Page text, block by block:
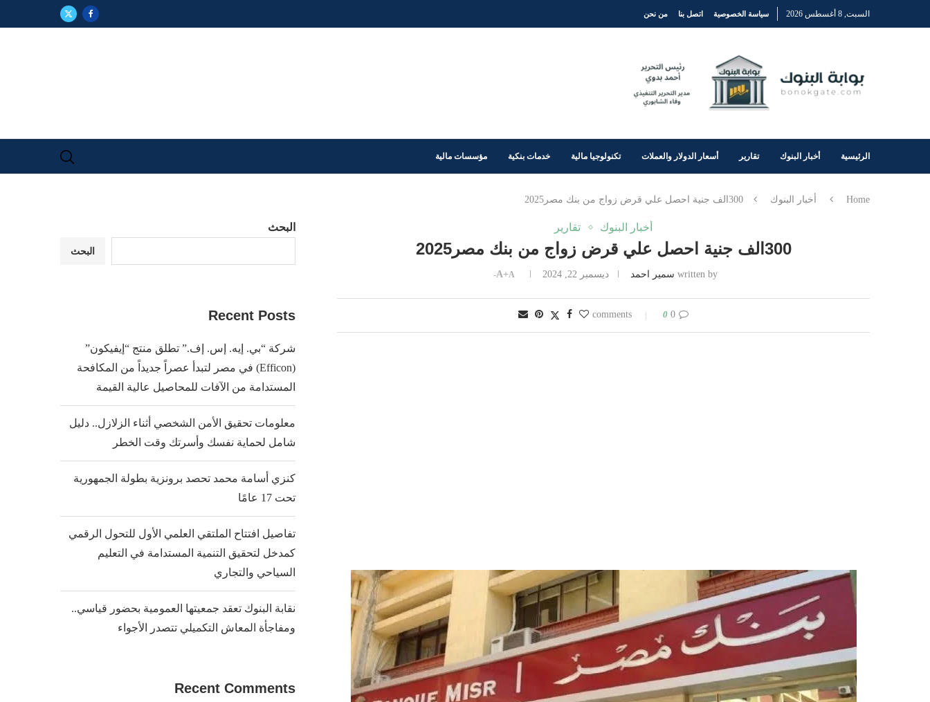
السبت, 8 أغسطس 2026 سياسة الخصوصية اتصل بنا من نحن
الرئيسية أخبار البنوك تقارير أسعار الدولار والعملات تكنولوجيا مالية خدمات بنكية مؤسسات مالية
Home أخبار البنوك 300الف جنية احصل علي قرض زواج من بنك مصر2025
أخبار البنوك تقارير
300الف جنية احصل علي قرض زواج من بنك مصر2025
written by سمير احمد ديسمبر 22, 2024 A+A-
0 comments
0
البحث
البحث
Recent Posts
شركة “بي. إيه. إس. إف.” تطلق منتج “إيفيكون”
(Efficon) في مصر لتبدأ عصراً جديداً من المكافحة
المستدامة من الآفات للمحاصيل عالية القيمة
معلومات تحقيق الأمن الشخصي أثناء الزلازل.. دليل
شامل لحماية نفسك وأسرتك وقت الخطر
كنزي أسامة محمد تحصد برونزية بطولة الجمهورية
تحت 17 عامًا
تفاصيل افتتاح الملتقي العلمي الأول للتحول الرقمي
كمدخل لتحقيق التنمية المستدامة في التعليم
السياحي والتجاري
نقابة البنوك تعقد جمعيتها العمومية بحضور قياسي..
ومفاجأة المعاش التكميلي تتصدر الأجواء
Recent Comments